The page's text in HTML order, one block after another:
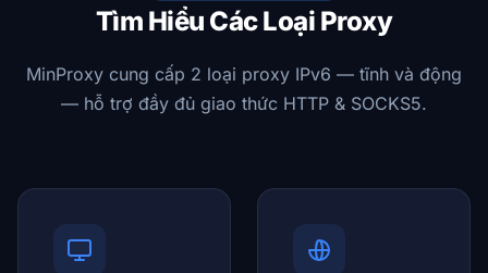
Tìm Hiểu Các Loại Proxy
MinProxy cung cấp 2 loại proxy IPv6 — tĩnh và động
— hỗ trợ đầy đủ giao thức HTTP & SOCKS5.